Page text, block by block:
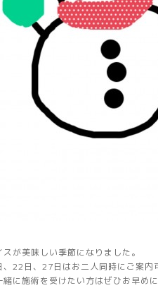
が美味しい季節になりました。
22日、27日はお二人同時にご案内
に施術を受けたい方はぜひお早め